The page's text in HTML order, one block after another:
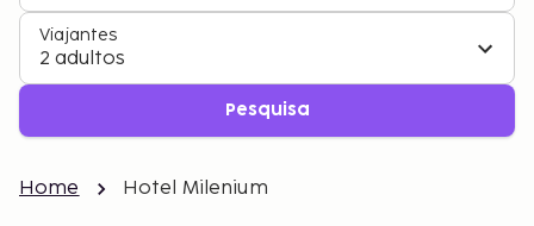
Viajantes
2 adultos
Pesquisa
Home Hotel Milenium